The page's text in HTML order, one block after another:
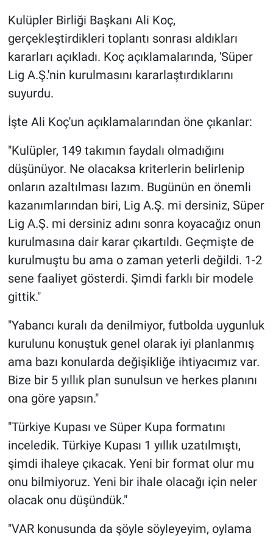
Kulüpler Birliği Başkanı Ali Koç,
gerçekleştirdikleri toplantı sonrası aldıkları
kararları açıkladı. Koç açıklamalarında, 'Süper
Lig A.Ş.'nin kurulmasını kararlaştırdıklarını
suyurdu.
İşte Ali Koç'un açıklamalarından öne çıkanlar:
"Kulüpler, 149 takımın faydalı olmadığını
düşünüyor. Ne olacaksa kriterlerin belirlenip
onların azaltılması lazım. Bugünün en önemli
kazanımlarından biri, Lig A.Ş. mi dersiniz, Süper
Lig A.Ş. mi dersiniz adını sonra koyacağız onun
kurulmasına dair karar çıkartıldı. Geçmişte de
kurulmuştu bu ama o zaman yeterli değildi. 1-2
sene faaliyet gösterdi. Şimdi farklı bir modele
gittik."
"Yabancı kuralı da denilmiyor, futbolda uygunluk
kurulunu konuştuk genel olarak iyi planlanmış
ama bazı konularda değişikliğe ihtiyacımız var.
Bize bir 5 yıllık plan sunulsun ve herkes planını
ona göre yapsın."
"Türkiye Kupası ve Süper Kupa formatını
inceledik. Türkiye Kupası 1 yıllık uzatılmıştı,
şimdi ihaleye çıkacak. Yeni bir format olur mu
onu bilmiyoruz. Yeni bir ihale olacağı için neler
olacak onu düşündük."
"VAR konusunda da şöyle söyleyeyim, oylama
Gündem Özel
Günün görüntüsü
Haber
İlan
Kimdir
Koronavirüs
Ne demişti
Nedir
Programlar
Sağlık
Spor
Teknoloji
Türkiye'nin Geleceği
Türkiye'nin Gündemi
Yerel Gündem